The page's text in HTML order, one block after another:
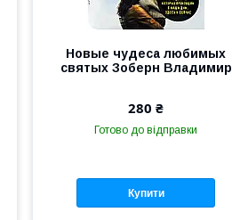
Новые чудеса любимых
святых Зоберн Владимир
280 ₴
Готово до відправки
Купити